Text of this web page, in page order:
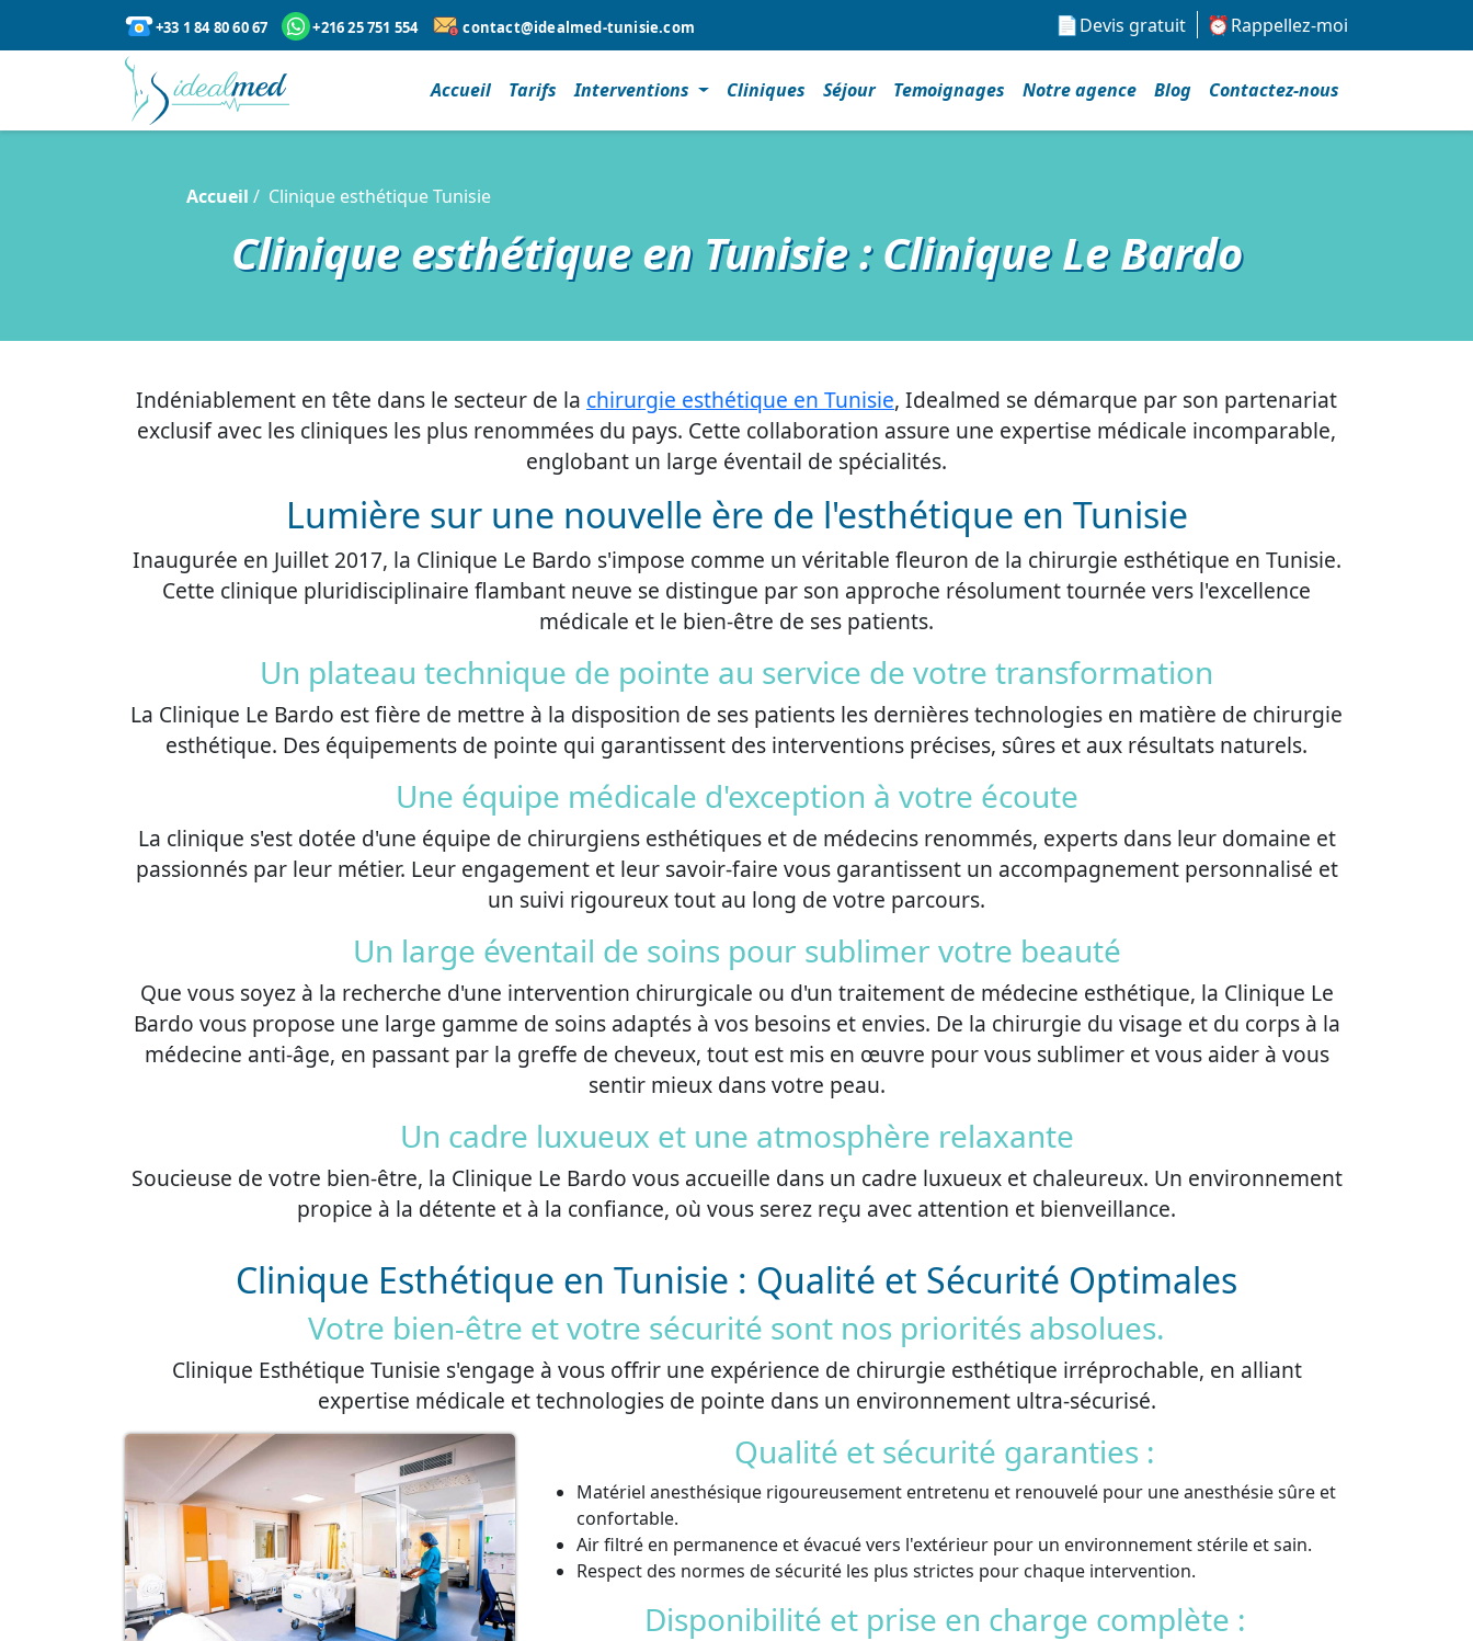
+33 1 84 80 60 67 +216 25 751 554 contact@idealmed-tunisie.com Devis gratuit Rappellez-moi
Accueil Tarifs Interventions Cliniques Séjour Temoignages Notre agence Blog Contactez-nous
Accueil Clinique esthétique Tunisie
Clinique esthétique en Tunisie : Clinique Le Bardo
Indéniablement en tête dans le secteur de la chirurgie esthétique en Tunisie, Idealmed se démarque par son partenariat
exclusif avec les cliniques les plus renommées du pays. Cette collaboration assure une expertise médicale incomparable,
englobant un large éventail de spécialités.
Lumière sur une nouvelle ère de l'esthétique en Tunisie
Inaugurée en Juillet 2017, la Clinique Le Bardo s'impose comme un véritable fleuron de la chirurgie esthétique en Tunisie.
Cette clinique pluridisciplinaire flambant neuve se distingue par son approche résolument tournée vers l'excellence
médicale et le bien-être de ses patients.
Un plateau technique de pointe au service de votre transformation
La Clinique Le Bardo est fière de mettre à la disposition de ses patients les dernières technologies en matière de chirurgie
esthétique. Des équipements de pointe qui garantissent des interventions précises, sûres et aux résultats naturels.
Une équipe médicale d'exception à votre écoute
La clinique s'est dotée d'une équipe de chirurgiens esthétiques et de médecins renommés, experts dans leur domaine et
passionnés par leur métier. Leur engagement et leur savoir-faire vous garantissent un accompagnement personnalisé et
un suivi rigoureux tout au long de votre parcours.
Un large éventail de soins pour sublimer votre beauté
Que vous soyez à la recherche d'une intervention chirurgicale ou d'un traitement de médecine esthétique, la Clinique Le
Bardo vous propose une large gamme de soins adaptés à vos besoins et envies. De la chirurgie du visage et du corps à la
médecine anti-âge, en passant par la greffe de cheveux, tout est mis en œuvre pour vous sublimer et vous aider à vous
sentir mieux dans votre peau.
Un cadre luxueux et une atmosphère relaxante
Soucieuse de votre bien-être, la Clinique Le Bardo vous accueille dans un cadre luxueux et chaleureux. Un environnement
propice à la détente et à la confiance, où vous serez reçu avec attention et bienveillance.
Clinique Esthétique en Tunisie : Qualité et Sécurité Optimales
Votre bien-être et votre sécurité sont nos priorités absolues.
Clinique Esthétique Tunisie s'engage à vous offrir une expérience de chirurgie esthétique irréprochable, en alliant
expertise médicale et technologies de pointe dans un environnement ultra-sécurisé.
Qualité et sécurité garanties :
Matériel anesthésique rigoureusement entretenu et renouvelé pour une anesthésie sûre et
confortable.
Air filtré en permanence et évacué vers l'extérieur pour un environnement stérile et sain.
Respect des normes de sécurité les plus strictes pour chaque intervention.
Disponibilité et prise en charge complète :